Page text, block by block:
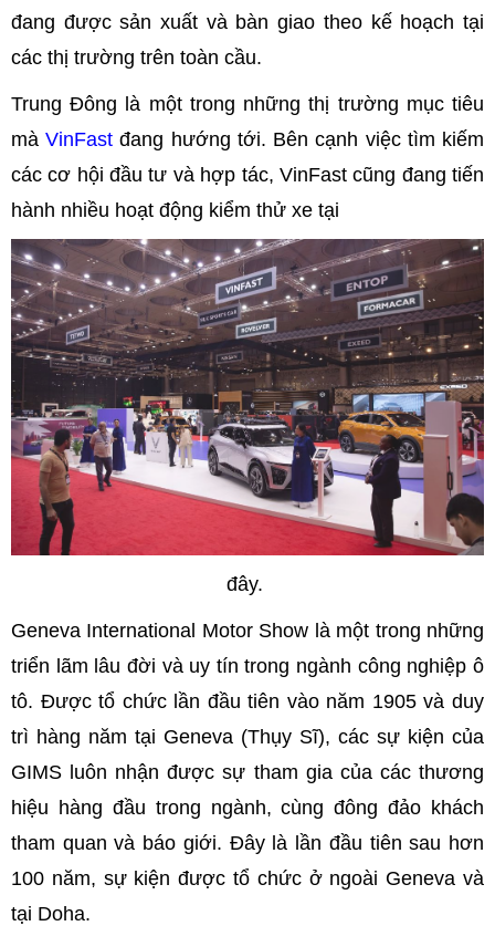
đang được sản xuất và bàn giao theo kế hoạch tại
các thị trường trên toàn cầu.
Trung Đông là một trong những thị trường mục tiêu
màVinFast đang hướng tới. Bên cạnh việc tìm kiếm
các cơ hội đầu tư và hợp tác, VinFast cũng đang tiến
hành nhiều hoạt động kiểm thử xe tại
đây.
Geneva International Motor Show là một trong những
triển lãm lâu đời và uy tín trong ngành công nghiệp ô
tô. Được tổ chức lần đầu tiên vào năm 1905 và duy
trì hàng năm tại Geneva (Thụy Sĩ), các sự kiện của
GIMS luôn nhận được sự tham gia của các thương
hiệu hàng đầu trong ngành, cùng đông đảo khách
tham quan và báo giới. Đây là lần đầu tiên sau hơn
100 năm, sự kiện được tổ chức ở ngoài Geneva và
tại Doha.